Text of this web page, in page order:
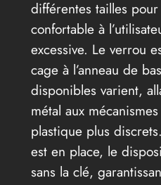
différentes tailles
confortable à
excessive. Le verrou
cage à l’anneau de
disponibles varient,
métal aux
plastique plus
est en place, le
sans la clé,